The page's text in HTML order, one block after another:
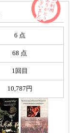
6 点
68 点
1回目
10,787円